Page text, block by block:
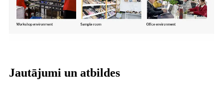
Jautājumi un atbildes